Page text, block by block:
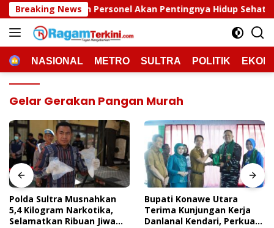
Langsung
ke
konten
Breaking News
Akan Pentingnya Hidup Sehat Polda Sultra
HOMENASIONAL METRO SULTRA POLITIK
Gelar Gerakan Pangan Murah
Polda Sultra Musnahkan
5,4 Kilogram Narkotika,
Selamatkan Ribuan Jiwa
Bupati Konawe Utara
Terima Kunjungan Kerja
Danlanal Kendari, Perkuat